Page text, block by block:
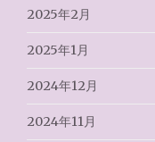
2025年2月
2025年1月
2024年12月
2024年11月